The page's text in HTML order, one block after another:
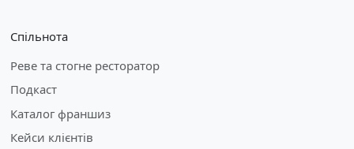
Спільнота
Реве та стогне ресторатор
Подкаст
Каталог франшиз
Кейси клієнтів